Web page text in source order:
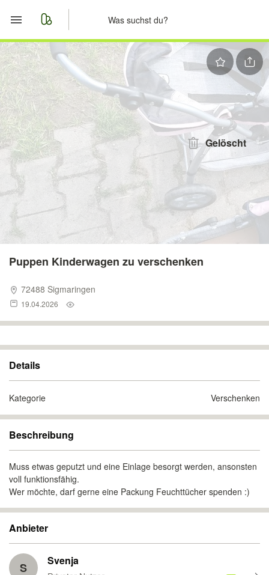
Start
Merkliste
Nachrichten
Anzeige aufgeben
Gelöscht
Puppen Kinderwagen zu verschenken
72488 Sigmaringen
19.04.2026
Details
Kategorie Verschenken
Beschreibung
Muss etwas geputzt und eine Einlage besorgt werden, ansonsten
voll funktionsfähig.
Wer möchte, darf gerne eine Packung Feuchttücher spenden :)
Anbieter
S Svenja